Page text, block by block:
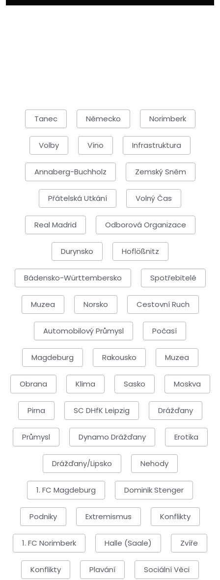
Tanec Německo Norimberk
Volby Víno Infrastruktura
Annaberg-Buchholz Zemský Sněm
Přátelská Utkání Volný Čas
Real Madrid Odborová Organizace
Durynsko Hoflößnitz
Bádensko-Württembersko Spotřebitelé
Muzea Norsko Cestovní Ruch
Automobilový Průmysl Počasí
Magdeburg Rakousko Muzea
Obrana Klima Sasko Moskva
Pirna SC DHfK Leipzig Drážďany
Průmysl Dynamo Drážďany Erotika
Drážďany/Lipsko Nehody
1. FC Magdeburg Dominik Stenger
Podniky Extremismus Konflikty
1. FC Norimberk Halle (Saale) Zvíře
Konflikty Plavání Sociální Věci